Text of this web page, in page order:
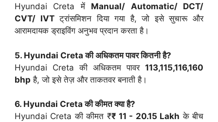
Hyundai Creta में Manual/ Automatic/ DCT/
CVT/ IVTट्रांसमिशन दिया गया है, जो इसे सुचारू और
आरामदायक ड्राइविंग अनुभव प्रदान करता है।
5. Hyundai Creta की अधिकतम पावर कितनी है?
Hyundai Creta की अधिकतम पावर 113,115,116,160
bhp है, जो इसे तेज़ और ताकतवर बनाती है।
6. Hyundai Creta की कीमत क्या है?
Hyundai Creta की कीमत ₹₹ 11 - 20.15 Lakh के बीच